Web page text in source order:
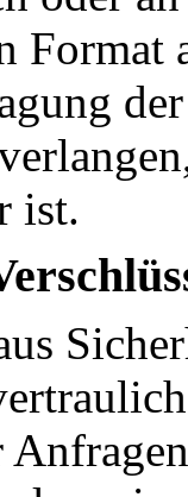
Format
ist.